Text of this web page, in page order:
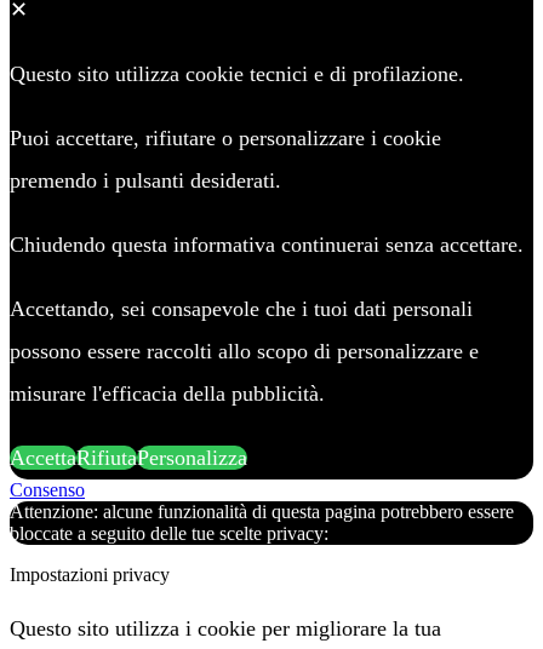
✕
Questo sito utilizza cookie tecnici e di profilazione.
Puoi accettare, rifiutare o personalizzare i cookie
premendo i pulsanti desiderati.
Chiudendo questa informativa continuerai senza accettare.
Accettando, sei consapevole che i tuoi dati personali
possono essere raccolti allo scopo di personalizzare e
misurare l'efficacia della pubblicità.
AccettaRifiutaPersonalizza
Consenso
Attenzione: alcune funzionalità di questa pagina potrebbero essere
bloccate a seguito delle tue scelte privacy:
Impostazioni privacy
Questo sito utilizza i cookie per migliorare la tua